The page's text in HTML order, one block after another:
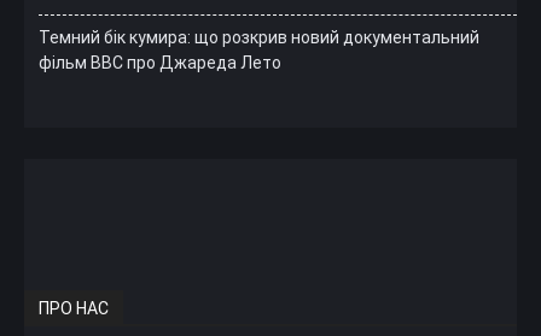
Темний бік кумира: що розкрив новий документальний
фільм ВВС про Джареда Лето
ПРО НАС